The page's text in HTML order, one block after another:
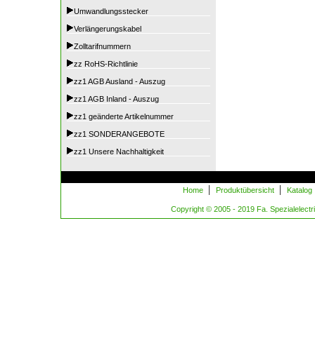
Umwandlungsstecker
Verlängerungskabel
Zolltarifnummern
zz RoHS-Richtlinie
zz1 AGB Ausland - Auszug
zz1 AGB Inland - Auszug
zz1 geänderte Artikelnummer
zz1 SONDERANGEBOTE
zz1 Unsere Nachhaltigkeit
Home | Produktübersicht | Katalog
Copyright © 2005 - 2019 Fa.